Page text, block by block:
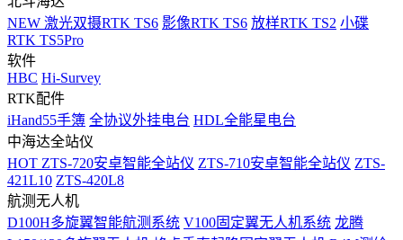
NEW 激光双摄RTK TS6 影像RTK TS6 放样RTK TS2 小碟
RTK TS5Pro
软件
HBC Hi-Survey
RTK配件
iHand55手簿 全协议外挂电台 HDL全能星电台
中海达全站仪
HOT ZTS-720安卓智能全站仪 ZTS-710安卓智能全站仪 ZTS-
421L10 ZTS-420L8
航测无人机
D100H多旋翼智能航测系统 V100固定翼无人机系统 龙腾